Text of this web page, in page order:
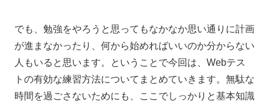
でも、勉強をやろうと思ってもなかなか思い通りに計画
が進まなかったり、何から始めればいいのか分からない
人もいると思います。ということで今回は、 Webテス
トの有効な練習方法についてまとめていきます。無駄な
時間を過ごさないためにも、ここでしっかりと基本知識